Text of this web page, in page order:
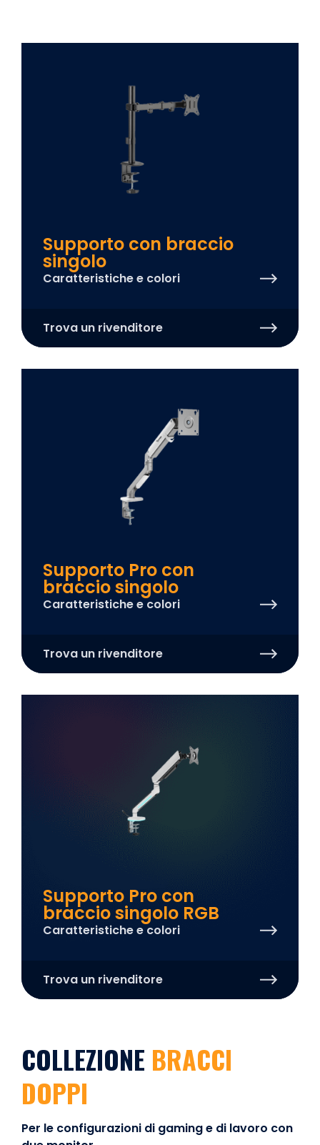
Supporto con braccio
singolo
Caratteristiche e colori
Trova un rivenditore
Supporto Pro con
braccio singolo
Caratteristiche e colori
Trova un rivenditore
Supporto Pro con
braccio singolo RGB
Caratteristiche e colori
Trova un rivenditore
COLLEZIONE BRACCI
DOPPI
Per le configurazioni di gaming e di lavoro con